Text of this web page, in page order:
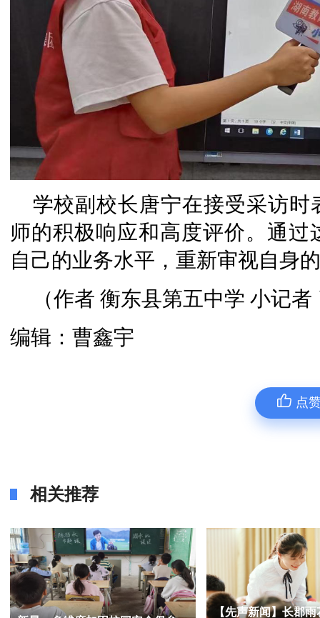
学校副校长唐宁在接受采访
师的积极响应和高度评价。通
自己的业务水平，重新审视自身
（作者 衡东县第五中学 小记
编辑：曹鑫宇
点
相关推荐
【先声新闻】长郡